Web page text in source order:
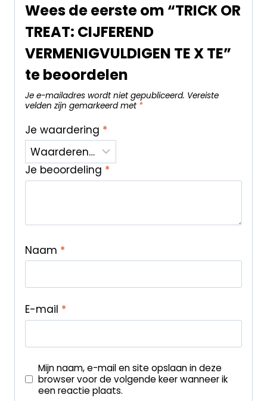
Wees de eerste om “TRICK OR
TREAT: CIJFEREND
VERMENIGVULDIGEN TE X TE”
te beoordelen
Je e-mailadres wordt niet gepubliceerd. Vereiste
velden zijn gemarkeerd met *
Je waardering *
Je beoordeling *
Naam *
E-mail *
Mijn naam, e-mail en site opslaan in deze
browser voor de volgende keer wanneer ik
een reactie plaats.